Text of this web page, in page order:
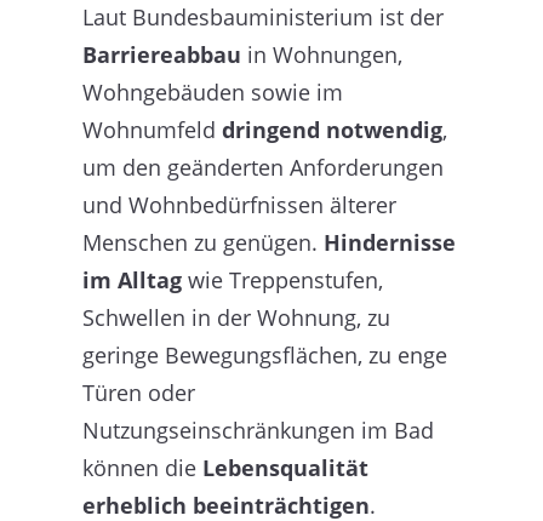
Laut Bundesbauministerium ist der
Barriereabbau in Wohnungen,
Wohngebäuden sowie im
Wohnumfeld dringend notwendig,
um den geänderten Anforderungen
und Wohnbedürfnissen älterer
Menschen zu genügen. Hindernisse
im Alltag wie Treppenstufen,
Schwellen in der Wohnung, zu
geringe Bewegungsflächen, zu enge
Türen oder
Nutzungseinschränkungen im Bad
können die Lebensqualität
erheblich beeinträchtigen.